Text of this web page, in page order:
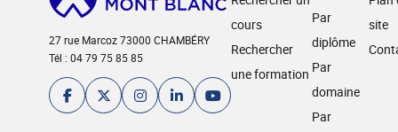
27 rue Marcoz 73000 CHAMBÉRY
Tél : 04 79 75 85 85
cours
Rechercher
une formation
Par
diplôme
Par
domaine
Par
site